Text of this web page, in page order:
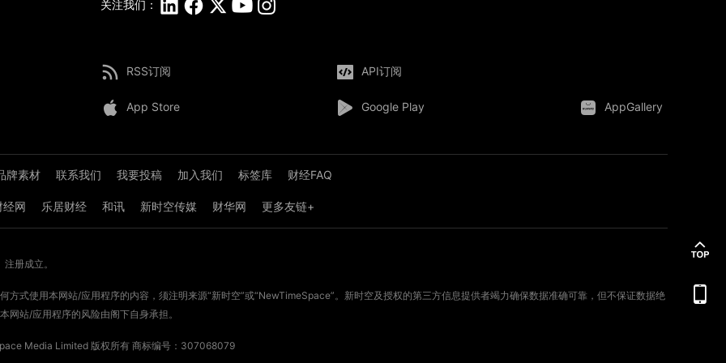
关注我们：
RSS订阅 API订阅
App Store Google Play AppGallery
牌素材 联系我们 我要投稿 加入我们 标签库 财经FAQ
网 乐居财经 和讯 新时空传媒 财华网 更多友链+
册成立。
式使用本网站/应用程序的内容，须注明来源“新时空”或“NewTimeSpace”。新时空及授权的第三方信息提供者竭力确保数据准确可靠，但不保证数据绝
网站/应用程序的风险由阁下自身承担。
Media Limited 版权所有 商标编号：307068079